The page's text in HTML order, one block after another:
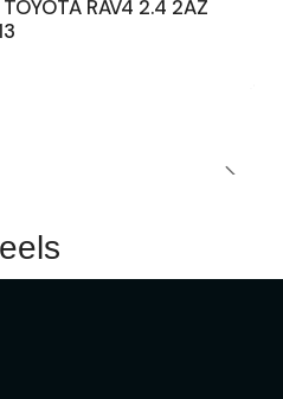
RAV4 2.4 2AZ